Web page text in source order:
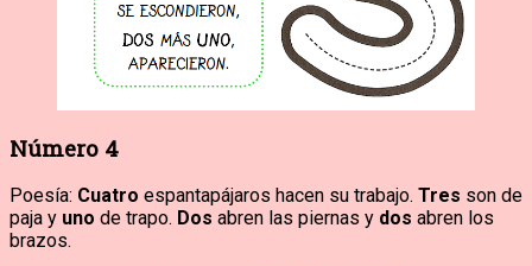
Número 4
Poesía: Cuatro espantapájaros hacen su trabajo. Tres son de
paja y uno de trapo. Dos abren las piernas y dos abren los
brazos.